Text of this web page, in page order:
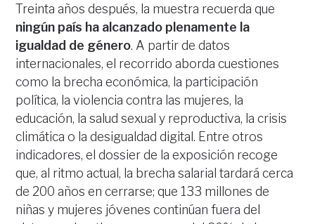
Treinta años después, la muestra recuerda que
ningún país ha alcanzado plenamente la
igualdad de género. A partir de datos
internacionales, el recorrido aborda cuestiones
como la brecha económica, la participación
política, la violencia contra las mujeres, la
educación, la salud sexual y reproductiva, la crisis
climática o la desigualdad digital. Entre otros
indicadores, el dossier de la exposición recoge
que, al ritmo actual, la brecha salarial tardará cerca
de 200 años en cerrarse; que 133 millones de
niñas y mujeres jóvenes continúan fuera del